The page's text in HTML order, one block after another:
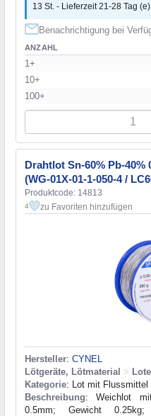
13 St. - Lieferzeit 21-28 Tag (e)
Benachrichtigung bei
ANZAHL
1+
10+
100+
Drahtlot Sn-60% Pb-40%
(WG-01X-01-1-050-4 /
Produktcode: 14813
4 zu Favoriten hinzufügen
Hersteller: CYNEL
Lötgeräte, Lötmaterial >
Kategorie: Lot mit Flussmittel
Beschreibung: Weichlot
0.5mm; Gewicht